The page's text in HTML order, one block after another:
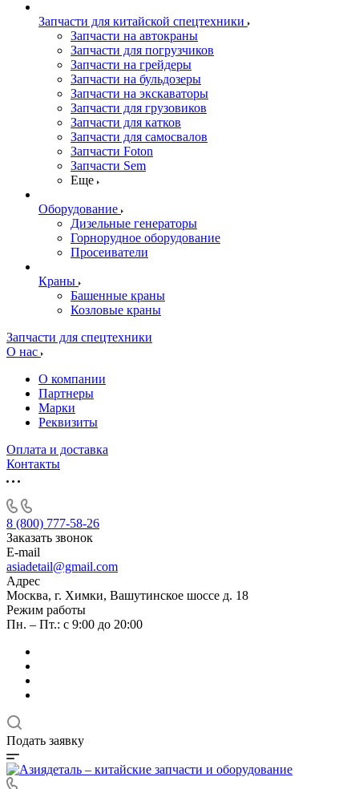
Запчасти для китайской спецтехники
Запчасти на автокраны
Запчасти для погрузчиков
Запчасти на грейдеры
Запчасти на бульдозеры
Запчасти на экскаваторы
Запчасти для грузовиков
Запчасти для катков
Запчасти для самосвалов
Запчасти Foton
Запчасти Sem
Еще
Оборудование
Дизельные генераторы
Горнорудное оборудование
Просеиватели
Краны
Башенные краны
Козловые краны
Запчасти для спецтехники
О нас
О компании
Партнеры
Марки
Реквизиты
Оплата и доставка
Контакты
8 (800) 777-58-26
Заказать звонок
E-mail
asiadetail@gmail.com
Адрес
Москва, г. Химки, Вашутинское шоссе д. 18
Режим работы
Пн. – Пт.: с 9:00 до 20:00
Подать заявку